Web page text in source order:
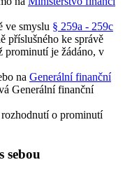
ve smyslu § 259a - 259c
příslušného ke správě
prominutí je žádáno, v
na Generální finanční
Generální finanční
rozhodnutí o prominutí
sebou